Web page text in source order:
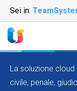
Sei in:
La soluzione
civile, penale,